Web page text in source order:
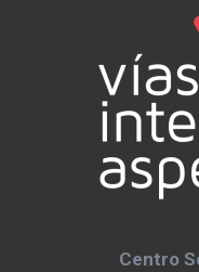
Centro